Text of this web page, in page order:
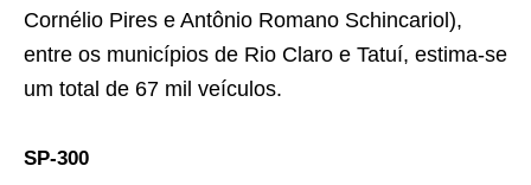
Cornélio Pires e Antônio Romano Schincariol),
entre os municípios de Rio Claro e Tatuí, estima-se
um total de 67 mil veículos.
SP-300